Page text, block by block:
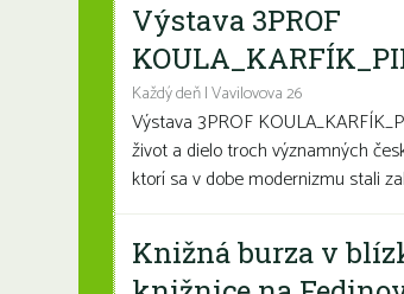
Výstava 3PROF
Každý deň | Vavilovova 26
Výstava 3PROF
život a dielo troch významných
ktorí sa v dobe modernizmu stali
Knižná burza v